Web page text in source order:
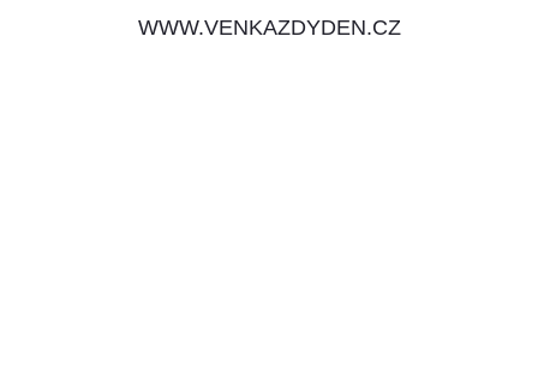
WWW.VENKAZDYDEN.CZ